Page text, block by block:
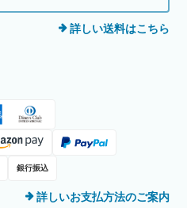
詳しい送料はこちら
銀行振込
詳しいお支払方法のご案内